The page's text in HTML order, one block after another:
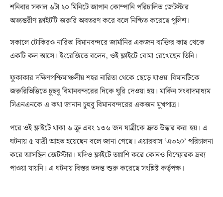
শনিবার সকাল ৬টা ২০ মিনিটে জাপান কোম্পানি পরিচালিত জেটস্টার
অভ্যন্তরীণ ফ্লাইটটি জরুরি অবতরণ করে বলে নিশ্চিত করেছে পুলিশ।
সকালে টোকিরও নারিতা বিমানবন্দরে জার্মানির একজন ব্যক্তির কাছ থেকে
একটি কল আসে। ইংরেজিতে বলেন, ওই ফ্লাইটে বোমা রেখেছেন তিনি।
ফুকাকার দক্ষিণপশ্চিমাঞ্চলীয় শহর নারিতা থেকে ছেড়ে যাওয়া বিমানটিকে
জরুরিভিত্তিতে চুহুবু বিমানবন্দরের দিকে ঘুরি দেওয়া হয়। মার্কিন সংবাদমাধ্যম
সিএনএনকে এ কথা জানান চুহুবু বিমানবন্দরের একজন মুখপাত্র।
পরে ওই ফ্লাইটে থাকা ৬ ক্রু এবং ১৩৬ জন যাত্রীকে দ্রুত উদ্ধার করা হয়। এ
ঘটনায় ৫ যাত্রী আহত হয়েছেন বলে জানা গেছে। এয়ারবাস ‘এ৩২০’ পরিচালনা
করে আসছিল জেটস্টার। যদিও ফ্লাইটে তল্লাশি করে কোনও বিস্ফোরক দ্রব্য
পাওয়া যায়নি। এ ঘটনায় বিস্তর তদন্ত শুরু করেছে সংশ্লিষ্ট কর্তৃপক্ষ।